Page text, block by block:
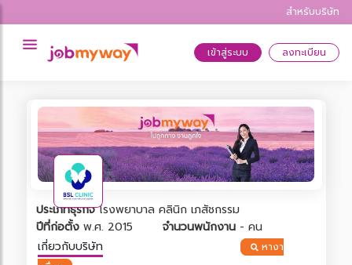
สำหรับบริษัท
เข้าสู่ระบบ ลงทะเบียน
ประเภทธุรกิจ โรงพยาบาล คลินิก เภสัชกรรม
ปีที่ก่อตั้ง พ.ศ. 2015 จำนวนพนักงาน - คน
เกี่ยวกับบริษัท
หางา